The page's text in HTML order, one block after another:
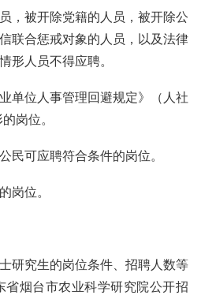
，被开除党籍的人员，被开除公
联合惩戒对象的人员，以及法律
形人员不得应聘。
单位人事管理回避规定》（人社
岗位。
民可应聘符合条件的岗位。
岗位。
研究生的岗位条件、招聘人数等
省烟台市农业科学研究院公开招